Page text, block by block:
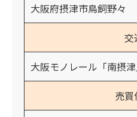
大阪府摂津市鳥飼野々
交
大阪モノレール「南摂
売